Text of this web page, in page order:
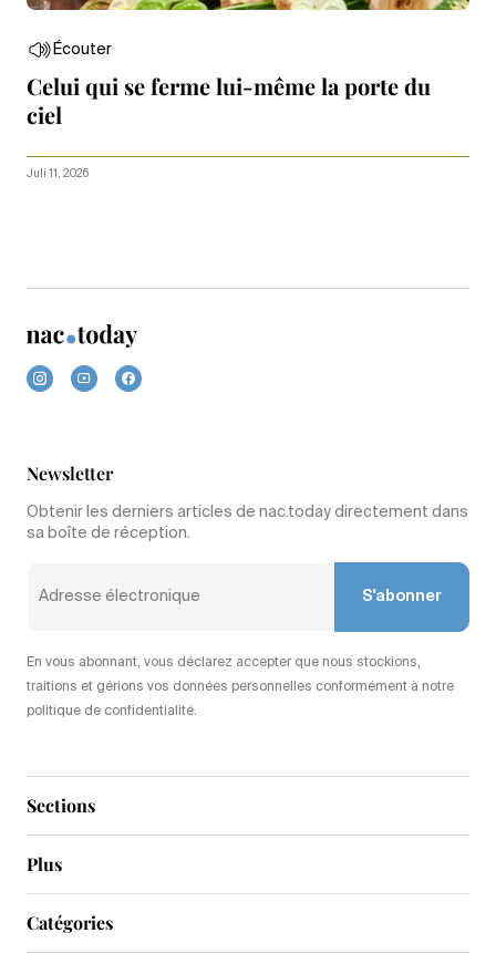
Écouter
Celui qui se ferme lui-même la porte du
ciel
Juli 11, 2026
Sections
Plus
Newsletter
Obtenir les derniers articles de nac.today directement dans
sa boîte de réception.
S'abonner
En vous abonnant, vous déclarez accepter que nous stockions,
traitions et gérions vos données personnelles conformément à notre
politique de confidentialité.
Catégories